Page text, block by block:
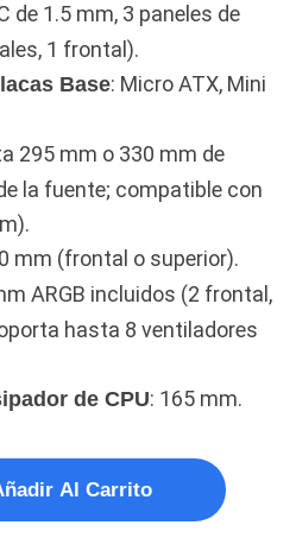
de 1.5 mm, 3 paneles de
1 frontal).
Base: Micro ATX, Mini
295 mm o 330 mm de
la fuente; compatible con
mm (frontal o superior).
ARGB incluidos (2 frontal,
hasta 8 ventiladores
de CPU: 165 mm.
Al Carrito